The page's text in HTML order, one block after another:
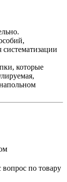
которые
по товару